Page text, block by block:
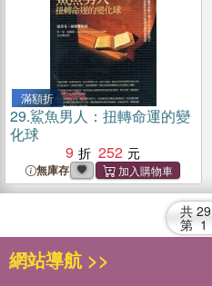
滿額折
29.鯊魚男人：扭轉命運的變
化球
9
252
無庫存
共 29
第 1
網站導航 >>